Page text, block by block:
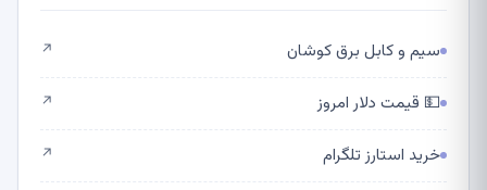
سیم و کابل برق کوشان ↗
💵 قیمت دلار امروز ↗
خرید استارز تلگرام ↗